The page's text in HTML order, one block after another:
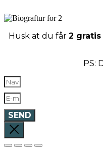
Husk at du får 2
PS:
SEND